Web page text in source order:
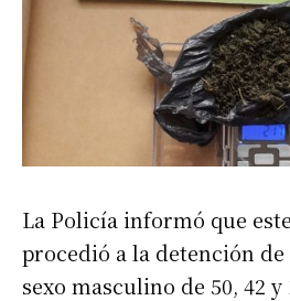
La Policía informó que
procedió a la detención
sexo masculino de 50, 42 y